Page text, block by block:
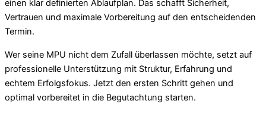
einen klar definierten Ablaufplan. Das schafft Sicherheit,
Vertrauen und maximale Vorbereitung auf den entscheidenden
Termin.
Wer seine MPU nicht dem Zufall überlassen möchte, setzt auf
professionelle Unterstützung mit Struktur, Erfahrung und
echtem Erfolgsfokus. Jetzt den ersten Schritt gehen und
optimal vorbereitet in die Begutachtung starten.